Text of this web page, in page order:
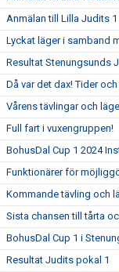
Anmälan till Lilla Judits
Lyckat läger i samband
Resultat Stenungsunds
Då var det dax! Tider
Vårens tävlingar och
Full fart i vuxengruppen!
BohusDal Cup 1 2024
Funktionärer för
Kommande tävling och
Sista chansen till tårta
BohusDal Cup 1 i
Resultat Judits pokal 1